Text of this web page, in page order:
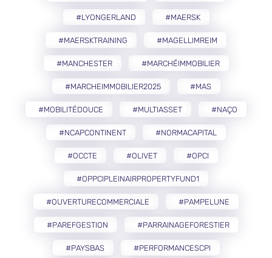
#LYONGERLAND #MAERSK
#MAERSKTRAINING #MAGELLIMREIM
#MANCHESTER #MARCHÉIMMOBILIER
#MARCHEIMMOBILIER2025 #MAS
#MOBILITÉDOUCE #MULTIASSET #NAÇO
#NCAPCONTINENT #NORMACAPITAL
#OCCTE #OLIVET #OPCI
#OPPCIPLEINAIRPROPERTYFUND1
#OUVERTURECOMMERCIALE #PAMPELUNE
#PAREFGESTION #PARRAINAGEFORESTIER
#PAYSBAS #PERFORMANCESCPI